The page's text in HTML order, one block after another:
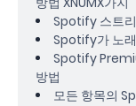
Spotify 스트
Spotify가 노
Spotify
방법
모든 항목의